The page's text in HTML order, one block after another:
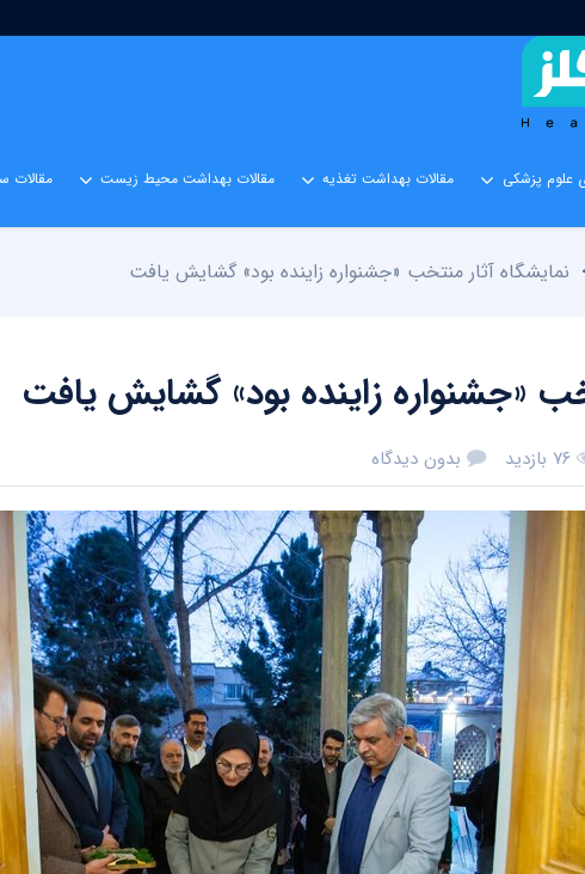
علوم پزشکی مقالات بهداشت تغذیه مقالات بهداشت محیط زیست مقالات
نمایشگاه آثار منتخب «جشنواره زاینده‌ بود» گشایش یافت
«جشنواره زاینده‌ بود» گشایش یافت
۷۶ بازدید بدون دیدگاه